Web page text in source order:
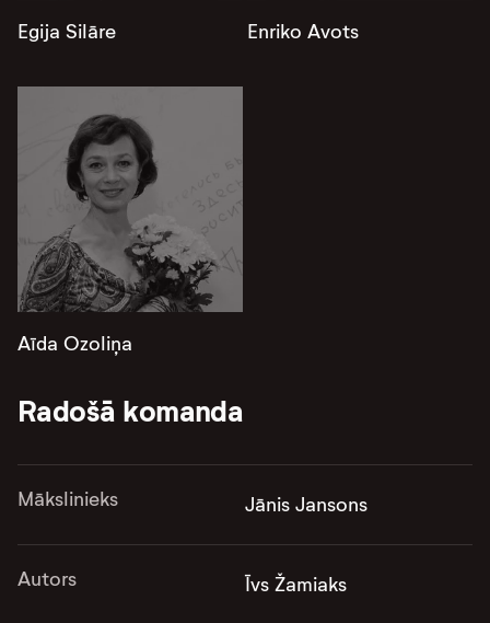
Egija Silāre Enriko Avots
Aīda Ozoliņa
Radošā komanda
Mākslinieks Jānis Jansons
Autors Īvs Žamiaks